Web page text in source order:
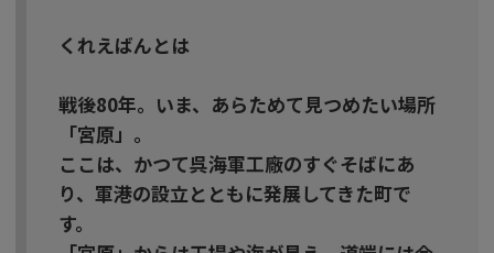
くれえばんとは
戦後80年。いま、あらためて見つめたい場所
「宮原」。
ここは、かつて呉海軍工廠のすぐそばにあ
り、軍港の設立とともに発展してきた町で
す。